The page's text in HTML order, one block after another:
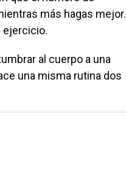
más hagas mejor.
ejercicio.
al cuerpo a una
una misma rutina dos